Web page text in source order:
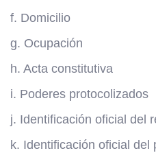
f. Domicilio
g. Ocupación
h. Acta constitutiva
i. Poderes protocolizados
j. Identificación oficial del
k. Identificación oficial del